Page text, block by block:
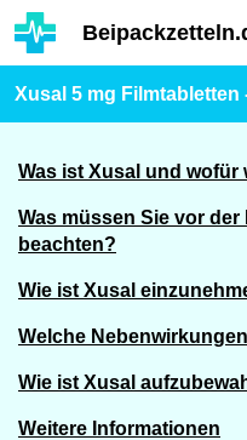
Hauptinhalt
Xusal 5 mg Filmtabletten
Was ist Xusal und wofür
Was müssen Sie vor der
beachten?
Wie ist Xusal
Welche
Wie ist Xusal
Weitere Informationen